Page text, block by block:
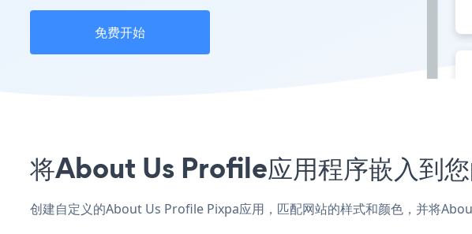
免费开始
将About Us Profile应用程序嵌入到
创建自定义的About Us Profile Pixpa应用，匹配网站的样式和颜色，并将